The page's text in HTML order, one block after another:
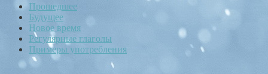
Прошедшее
Будущее
Новое время
Регулярные глаголы
Примеры употребления